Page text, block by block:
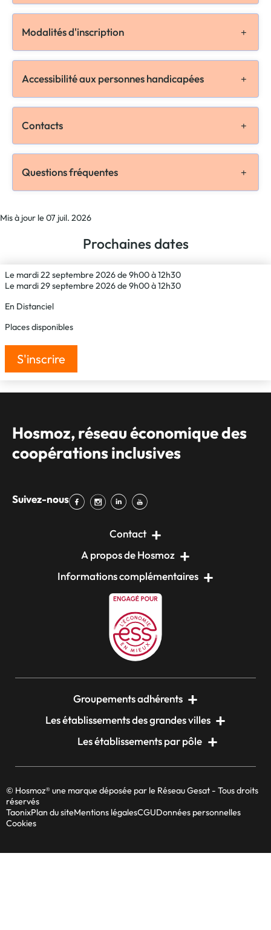
Modalités d'inscription
Accessibilité aux personnes handicapées
Contacts
Questions fréquentes
Mis à jour le 07 juil. 2026
Prochaines dates
Le mardi 22 septembre 2026 de 9h00 à 12h30
Le mardi 29 septembre 2026 de 9h00 à 12h30
En Distanciel
Places disponibles
S'inscrire
Hosmoz, réseau économique des
coopérations inclusives
Suivez-nous
Contact
A propos de Hosmoz
Informations complémentaires
Groupements adhérents
Les établissements des grandes villes
Les établissements par pôle
© Hosmoz® une marque déposée par le Réseau Gesat - Tous droits
réservés
TaonixPlan du siteMentions légalesCGUDonnées personnelles
Cookies